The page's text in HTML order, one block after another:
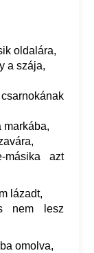
oldalára,
a szája,
markába,
másika azt
lázadt,
nem lesz
omolva,